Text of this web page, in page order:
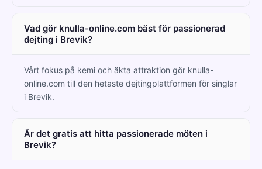
Vad gör knulla-online.com bäst för passionerad
dejting i Brevik?
Vårt fokus på kemi och äkta attraktion gör knulla-
online.com till den hetaste dejtingplattformen för singlar
i Brevik.
Är det gratis att hitta passionerade möten i
Brevik?